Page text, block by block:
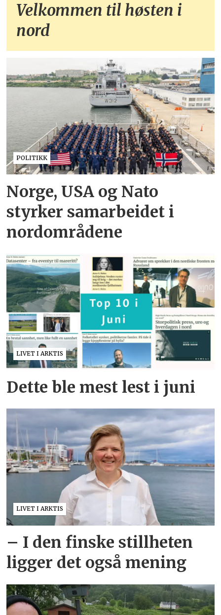
Velkommen til høsten i
nord
POLITIKK
Norge, USA og Nato
styrker samarbeidet i
nordområdene
LIVET I ARKTIS
Dette ble mest lest i juni
LIVET I ARKTIS
– I den finske stillheten
ligger det også mening